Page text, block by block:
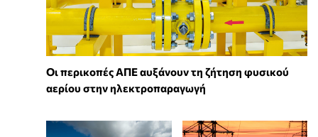
Οι περικοπές ΑΠΕ αυξάνουν τη ζήτηση φυσικού
αερίου στην ηλεκτροπαραγωγή